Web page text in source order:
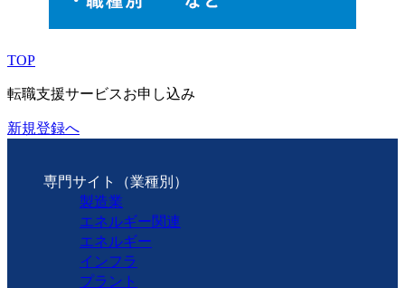
TOP
転職支援サービスお申し込み
新規登録へ
専門サイト（業種別）
製造業
エネルギー関連
エネルギー
インフラ
プラント